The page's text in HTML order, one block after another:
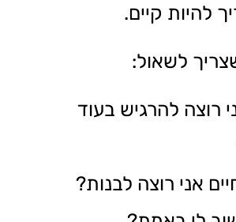
להיות קיים.
לשאול:
רוצה להרגיש בעוד
אני רוצה לבנות?